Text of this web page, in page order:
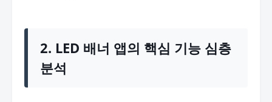
2. LED 배너 앱의 핵심 기능 심층
분석